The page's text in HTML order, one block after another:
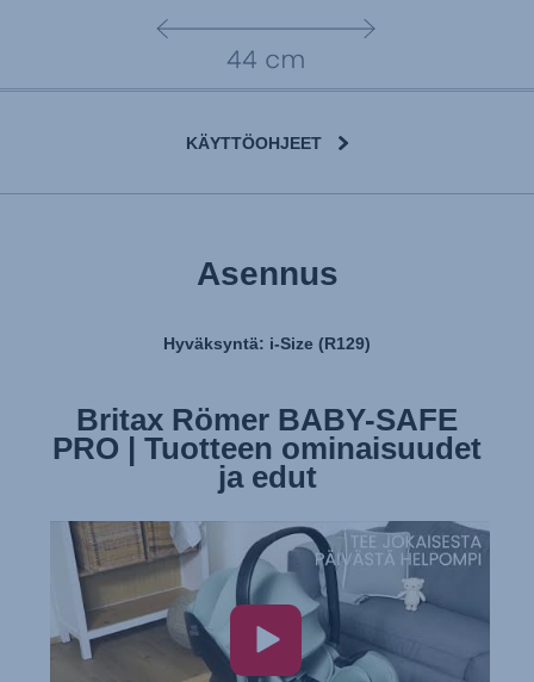
KÄYTTÖOHJEET
Asennus
Hyväksyntä: i-Size (R129)
Britax Römer BABY-SAFE
PRO | Tuotteen ominaisuudet
ja edut
Britax Römer BABY-SAFE
PRO | Istuimen asentaminen